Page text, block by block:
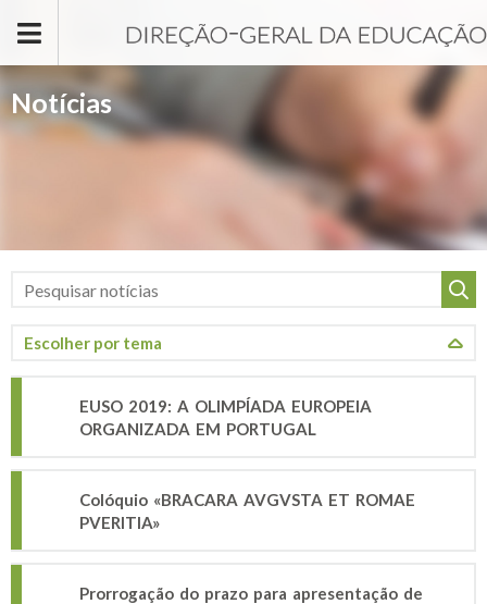
Notícias
EUSO 2019: A OLIMPÍADA EUROPEIA
ORGANIZADA EM PORTUGAL
Colóquio «BRACARA AVGVSTA ET ROMAE
PVERITIA»
Prorrogação do prazo para apresentação de